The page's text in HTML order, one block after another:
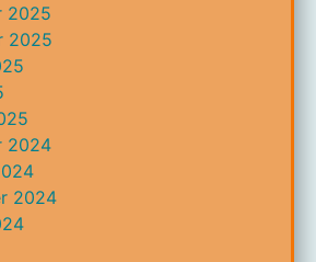
2025
2025
2024
2024